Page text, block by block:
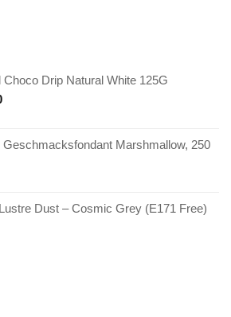
Choco Drip Natural White 125G
Geschmacksfondant Marshmallow, 250
Dust – Cosmic Grey (E171 Free)